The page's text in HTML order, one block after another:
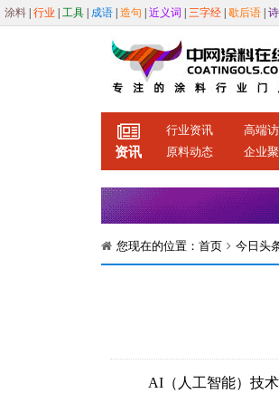
涂料 行业 工具 成语 造句 近义词 三字经 歇后语
资讯
行业资讯
高端
原料动态
企业
您现在的位置： 首页 今日头
AI（人工智能）技